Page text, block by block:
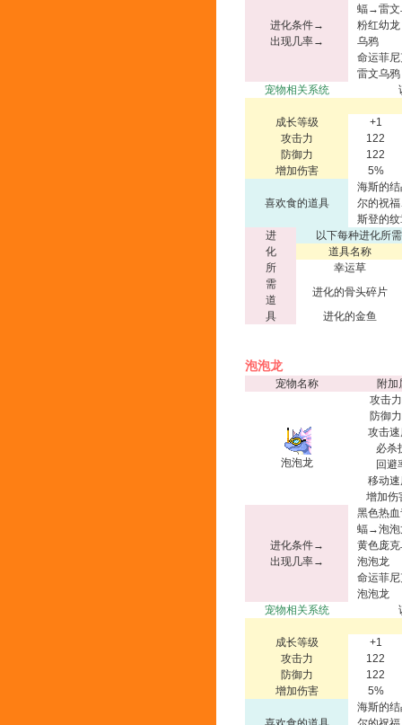
进化条件→
出现几率→
蝠→雷文
粉红幼
乌鸦
命运菲
雷文乌鸦
宠物相关系统
成长等级
+1
攻击力
122
防御力
122
增加伤害
5%
喜欢食的道具
海斯的
尔的祝
斯登的
进
化
所
需
道
具
以下每种进化所
道具名称
幸运草
进化的骨头碎片
进化的金鱼
泡泡龙
宠物名称 附加
泡泡龙
攻击
防御
攻击
必杀
回避
移动
增加伤
进化条件→
出现几率→
黑色热
蝠→泡泡
黄色庞
泡泡龙
命运菲
泡泡龙
宠物相关系统
成长等级
+1
攻击力
122
防御力
122
增加伤害
5%
海斯的